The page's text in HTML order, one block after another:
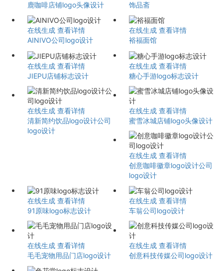
鹿咖啡店铺logo头像设计
饰品斋
在线生成 查看详情
AINIVO公司logo设计
在线生成 查看详情
裕福面馆
在线生成 查看详情
JIEPU店铺标志设计
在线生成 查看详情
糖心手游logo标志设计
在线生成 查看详情
清新简约饮品logo设计公司
logo设计
在线生成 查看详情
蜜雪冰城店铺logo头像设计
在线生成 查看详情
创意咖啡徽章logo设计公司
logo设计
在线生成 查看详情
91原味logo标志设计
在线生成 查看详情
车翁公司logo设计
在线生成 查看详情
毛毛宠物用品门店logo设计
在线生成 查看详情
创意科技传媒公司logo设计